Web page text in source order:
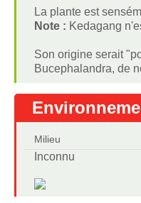
La plante est
Note : Kedagang
Son origine serait
Bucephalandra, de
Milieu
Inconnu